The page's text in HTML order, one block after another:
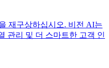
재구상하십시오. 비전 AI는
관리 및 더 스마트한 고객 인